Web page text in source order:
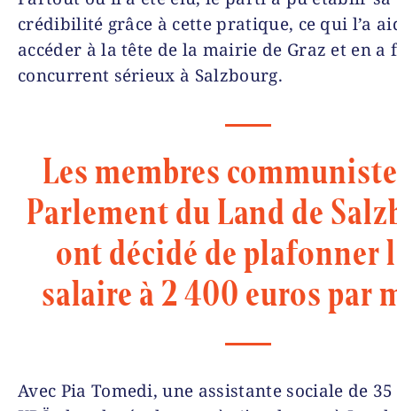
crédibilité grâce à cette pratique, ce qui l’a
accéder à la tête de la mairie de Graz et en a
concurrent sérieux à Salzbourg.
Les membres
Parlement du Land de
ont décidé de plafonner
salaire à 2 400 euros par
Avec Pia Tomedi, une assistante sociale de